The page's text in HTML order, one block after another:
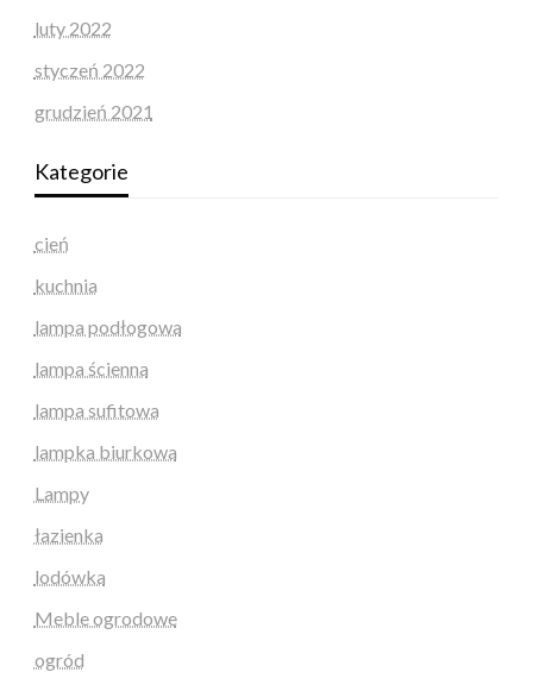
luty 2022
styczeń 2022
grudzień 2021
Kategorie
cień
kuchnia
lampa podłogowa
lampa ścienna
lampa sufitowa
lampka biurkowa
Lampy
łazienka
lodówka
Meble ogrodowe
ogród